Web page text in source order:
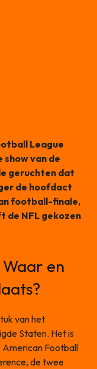
League
van de
geruchten dat
de hoofdact
football-finale,
de NFL gekozen
Waar en
van het
Staten. Het is
American Football
de twee